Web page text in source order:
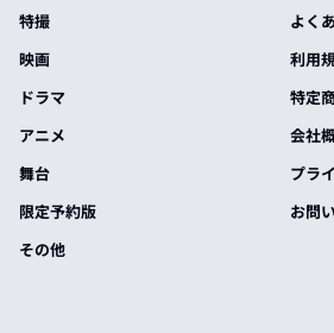
特撮
映画
ドラマ
アニメ
舞台
限定予約版
その他
よく
利用
特定
会社
プラ
お問